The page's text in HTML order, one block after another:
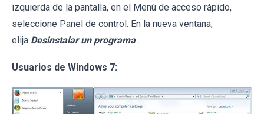
izquierda de la pantalla, en el Menú de acceso rápido,
seleccione Panel de control. En la nueva ventana,
elija Desinstalar un programa .
Usuarios de Windows 7: